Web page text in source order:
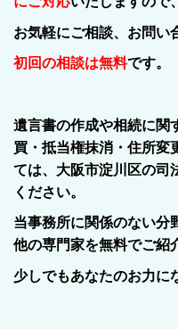
お気軽にご相談、お問い
初回の相談は無料です。
遺言書の作成や相続に関
買・抵当権抹消・住所変
ては、 大阪市淀川区の司
ください。
当事務所に関係のない分
他の専門家を無料でご紹
少しでもあなたのお力に